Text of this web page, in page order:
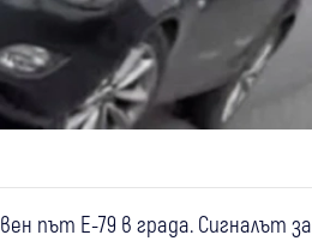
път Е-79 в града. Сигналът за